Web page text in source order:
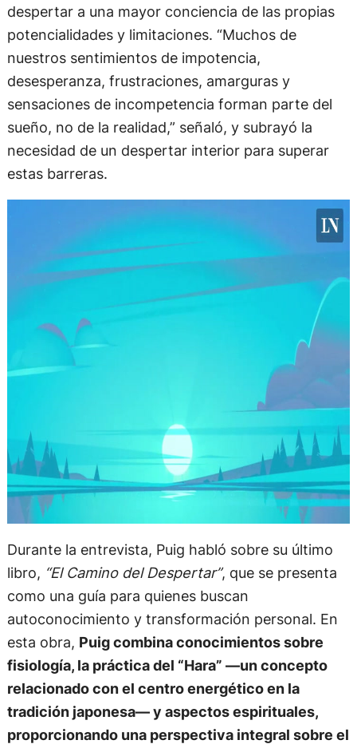
despertar a una mayor conciencia de las propias
potencialidades y limitaciones. “Muchos de
nuestros sentimientos de impotencia,
desesperanza, frustraciones, amarguras y
sensaciones de incompetencia forman parte del
sueño, no de la realidad,” señaló, y subrayó la
necesidad de un despertar interior para superar
estas barreras.
Durante la entrevista, Puig habló sobre su último
libro, “El Camino del Despertar”, que se presenta
como una guía para quienes buscan
autoconocimiento y transformación personal. En
esta obra, Puig combina conocimientos sobre
fisiología, la práctica del “Hara” —un concepto
relacionado con el centro energético en la
tradición japonesa— y aspectos espirituales,
proporcionando una perspectiva integral sobre el